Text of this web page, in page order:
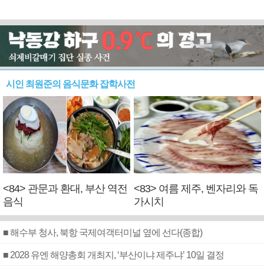
시인 최원준의 음식문화 잡학사전
<84> 관문과 환대, 부산 역전
음식
<83> 여름 제주, 벤자리와 독
가시치
■ 해수부 청사, 북항 국제여객터미널 옆에 선다(종합)
■ 2028 유엔 해양총회 개최지, ‘부산이냐 제주냐’ 10일 결정